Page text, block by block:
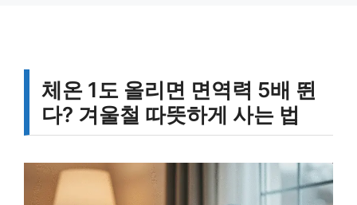
체온 1도 올리면 면역력 5배 뛴
다? 겨울철 따뜻하게 사는 법